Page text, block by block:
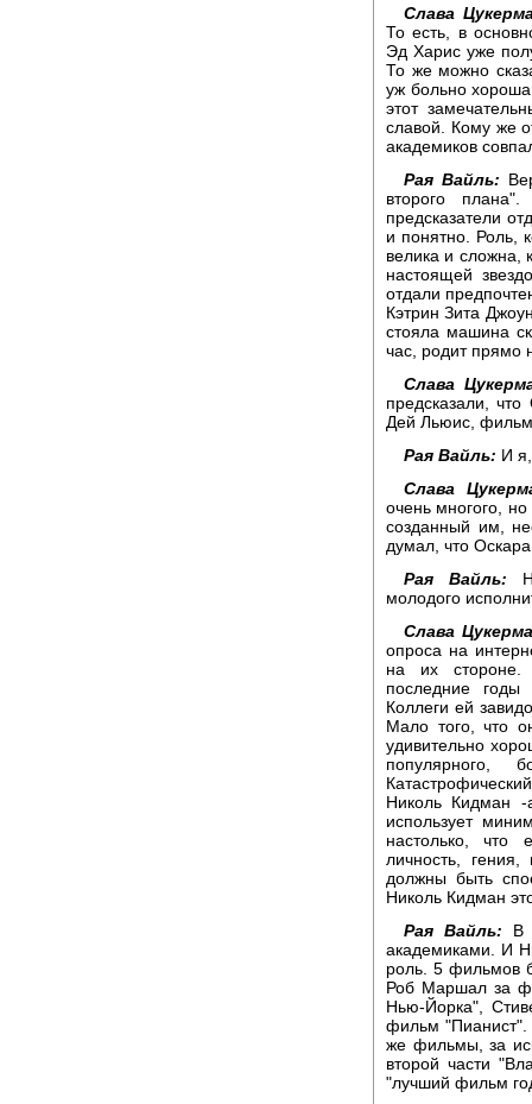
Слава
То есть, в
Эд Харис уже
То же можно
уж больно
этот
славой. Кому же
академиков
Рая Вайль:
второго
предсказатели
и понятно. Роль,
велика и сложна,
настоящей
отдали
Кэтрин Зита
стояла машина
час, родит прямо
Слава
предсказали,
Дей Льюис,
Рая Вайль: И
Слава
очень многого,
созданный им,
думал, что
Рая Вайль:
молодого
Слава
опроса на
на их стороне.
последние
Коллеги ей
Мало того, что
удивительно
популярного,
Николь Кидман -
использует
настолько, что
личность,
должны быть
Николь Кидман
Рая Вайль: В
академиками. И
роль. 5 фильмов
Роб Маршал за
Нью-Йорка",
фильм "Пианист".
же фильмы, за
второй части
"лучший фильм